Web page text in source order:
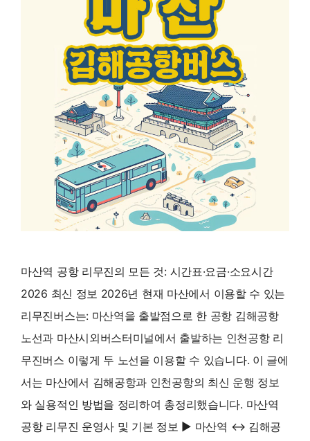
마산역 공항 리무진의 모든 것: 시간표·요금·소요시간
2026 최신 정보 2026년 현재 마산에서 이용할 수 있는
리무진버스는: 마산역을 출발점으로 한 공항 김해공항
노선과 마산시외버스터미널에서 출발하는 인천공항 리
무진버스 이렇게 두 노선을 이용할 수 있습니다. 이 글에
서는 마산에서 김해공항과 인천공항의 최신 운행 정보
와 실용적인 방법을 정리하여 총정리했습니다. 마산역
공항 리무진 운영사 및 기본 정보 ▶ 마산역 ↔ 김해공